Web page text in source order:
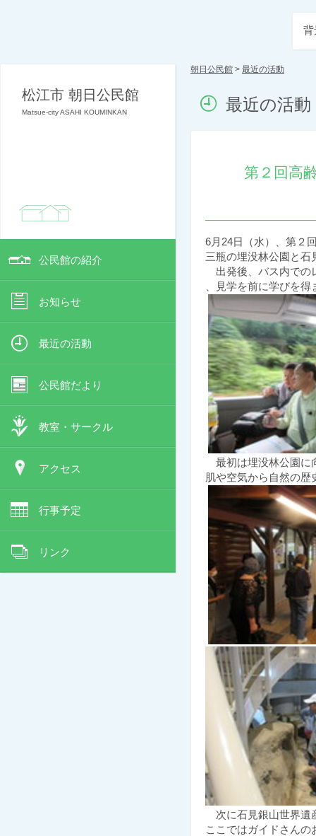
松江市 朝日公民館
Matsue-city ASAHI KOUMINKAN
公民館の紹介
お知らせ
最近の活動
公民館だより
教室・サークル
アクセス
行事予定
リンク
背
朝日公民館 > 最近の活動
最近の活動
第２回高
6月24日（水）、第２
三瓶の埋没林公園と石
出発後、バス内での
、見学を前に学びを得
最初は埋没林公園に
肌や空気から 自然の歴
次に石見銀山世界遺
ここではガイドさん